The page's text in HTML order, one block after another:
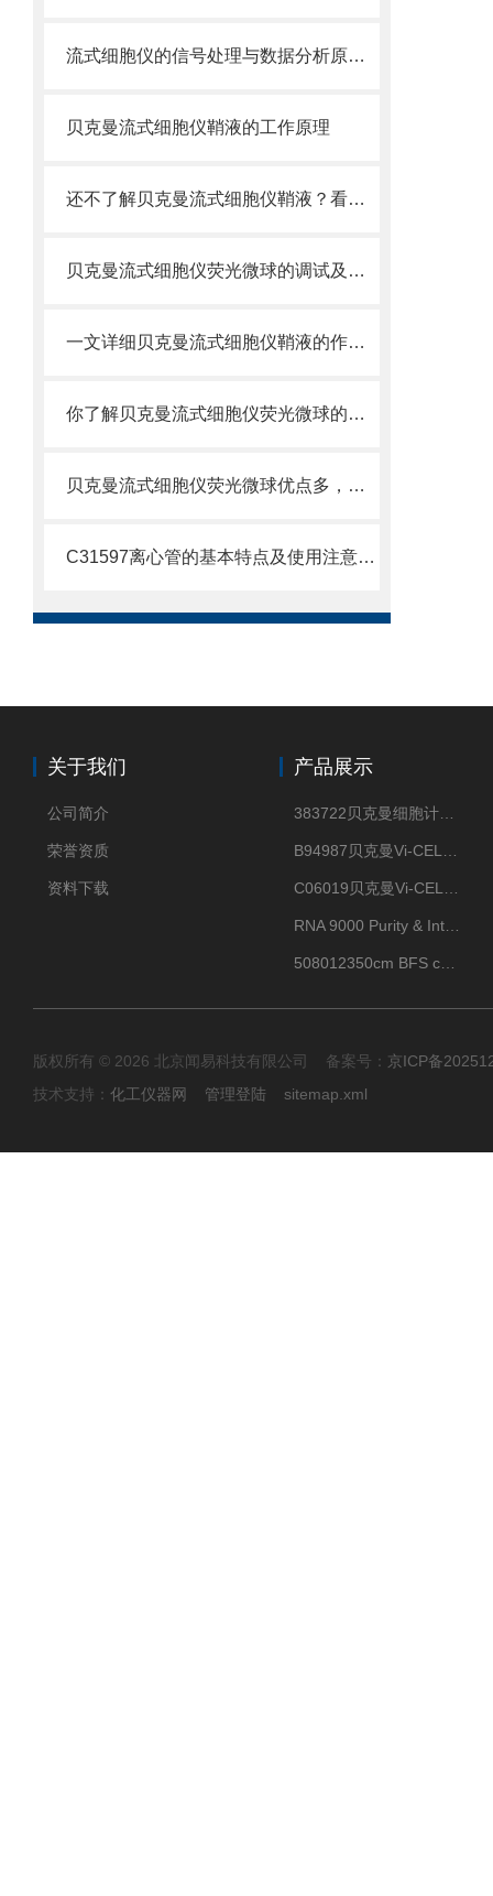
流式细胞仪的信号处理与数据分析原理分析
贝克曼流式细胞仪鞘液的工作原理
还不了解贝克曼流式细胞仪鞘液？看这里就对了！
贝克曼流式细胞仪荧光微球的调试及使用
一文详细贝克曼流式细胞仪鞘液的作用原理
你了解贝克曼流式细胞仪荧光微球的制备之怎样的吗
贝克曼流式细胞仪荧光微球优点多，实用效果好
C31597离心管的基本特点及使用注意事项
关于我们
公司简介
荣誉资质
资料下载
产品展示
版权所有 © 2026 北京闻易科技有限公司 备案号： 京ICP备
技术支持： 化工仪器网 管理登陆 sitemap.xml